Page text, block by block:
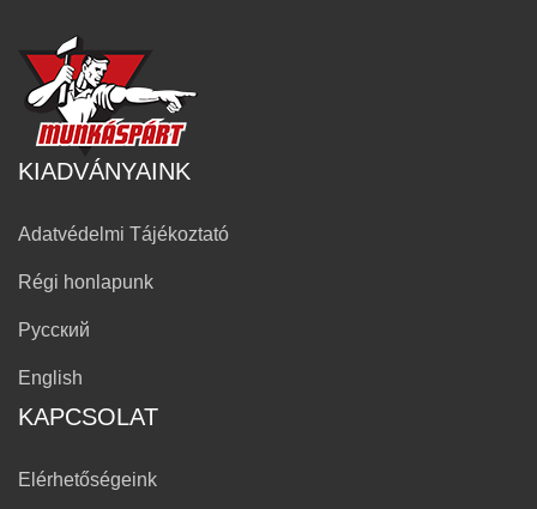
KIADVÁNYAINK
Adatvédelmi Tájékoztató
Régi honlapunk
Русский
English
KAPCSOLAT
Elérhetőségeink